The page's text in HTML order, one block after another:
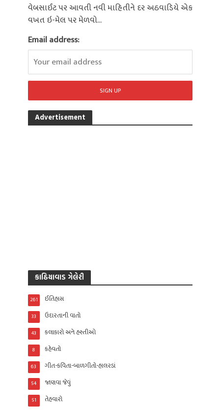
વેબસાઈટ પર આવતી નવી માહિતીને દર અઠવાડિયે એક
વખત ઇ-મેલ પર મેળવો...
Email address:
Advertisement
કાઠિયાવાડ ગેલેરી
ઈતિહાસ
261
ઉદારતાની વાતો
33
કલાકારો અને હસ્તીઓ
43
કહેવતો
8
ગીત-કવિતા-બાળગીતો-હાલરડાં
63
જાણવા જેવું
54
તેહવારો
51